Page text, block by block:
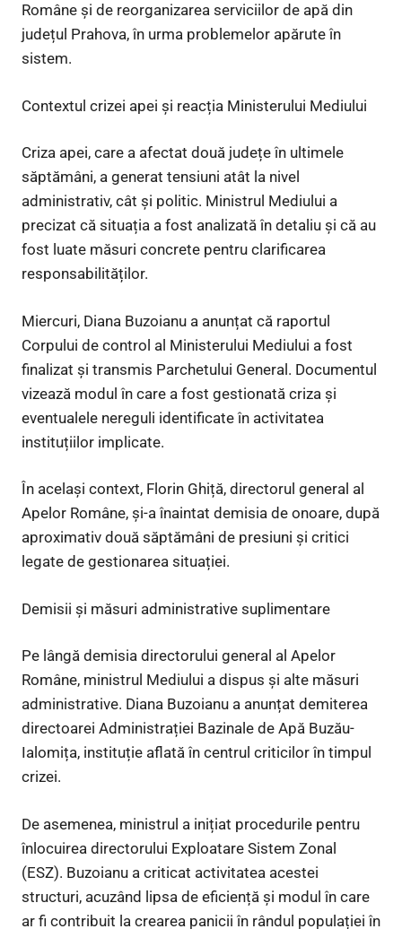
Române și de reorganizarea serviciilor de apă din
județul Prahova, în urma problemelor apărute în
sistem.
Contextul crizei apei și reacția Ministerului Mediului
Criza apei, care a afectat două județe în ultimele
săptămâni, a generat tensiuni atât la nivel
administrativ, cât și politic. Ministrul Mediului a
precizat că situația a fost analizată în detaliu și că au
fost luate măsuri concrete pentru clarificarea
responsabilităților.
Miercuri, Diana Buzoianu a anunțat că raportul
Corpului de control al Ministerului Mediului a fost
finalizat și transmis Parchetului General. Documentul
vizează modul în care a fost gestionată criza și
eventualele nereguli identificate în activitatea
instituțiilor implicate.
În același context, Florin Ghiță, directorul general al
Apelor Române, și-a înaintat demisia de onoare, după
aproximativ două săptămâni de presiuni și critici
legate de gestionarea situației.
Demisii și măsuri administrative suplimentare
Pe lângă demisia directorului general al Apelor
Române, ministrul Mediului a dispus și alte măsuri
administrative. Diana Buzoianu a anunțat demiterea
directoarei Administrației Bazinale de Apă Buzău-
Ialomița, instituție aflată în centrul criticilor în timpul
crizei.
De asemenea, ministrul a inițiat procedurile pentru
înlocuirea directorului Exploatare Sistem Zonal
(ESZ). Buzoianu a criticat activitatea acestei
structuri, acuzând lipsa de eficiență și modul în care
ar fi contribuit la crearea panicii în rândul populației în